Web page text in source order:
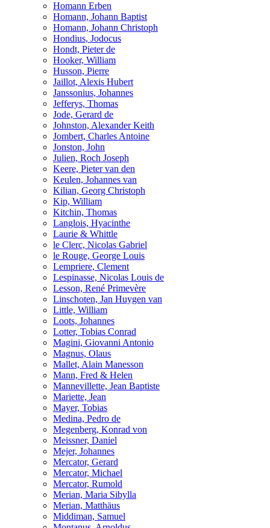
Homann Erben
Homann, Johann Baptist
Homann, Johann Christoph
Hondius, Jodocus
Hondt, Pieter de
Hooker, William
Husson, Pierre
Jaillot, Alexis Hubert
Janssonius, Johannes
Jefferys, Thomas
Jode, Gerard de
Johnston, Alexander Keith
Jombert, Charles Antoine
Jonston, John
Julien, Roch Joseph
Keere, Pieter van den
Keulen, Johannes van
Kilian, Georg Christoph
Kip, William
Kitchin, Thomas
Langlois, Hyacinthe
Laurie & Whittle
le Clerc, Nicolas Gabriel
le Rouge, George Louis
Lempriere, Clement
Lespinasse, Nicolas Louis de
Lesson, René Primevère
Linschoten, Jan Huygen van
Little, William
Loots, Johannes
Lotter, Tobias Conrad
Magini, Giovanni Antonio
Magnus, Olaus
Mallet, Alain Manesson
Mann, Fred & Helen
Mannevillette, Jean Baptiste
Mariette, Jean
Mayer, Tobias
Medina, Pedro de
Megenberg, Konrad von
Meissner, Daniel
Mejer, Johannes
Mercator, Gerard
Mercator, Michael
Mercator, Rumold
Merian, Maria Sibylla
Merian, Matthäus
Middiman, Samuel